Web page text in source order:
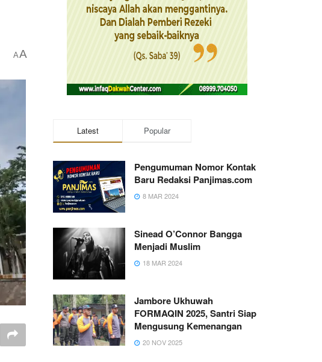
AA
Latest Popular
Pengumuman Nomor Kontak
Baru Redaksi Panjimas.com
8 MAR 2024
Sinead O’Connor Bangga
Menjadi Muslim
18 MAR 2024
Jambore Ukhuwah
FORMAQIN 2025, Santri Siap
Mengusung Kemenangan
20 NOV 2025